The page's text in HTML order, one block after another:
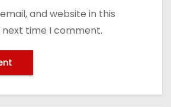
and website in this
time I comment.